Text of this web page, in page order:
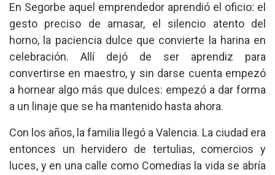
En Segorbe aquel emprendedor aprendió el oficio: el
gesto preciso de amasar, el silencio atento del
horno, la paciencia dulce que convierte la harina en
celebración. Allí dejó de ser aprendiz para
convertirse en maestro, y sin darse cuenta empezó
a hornear algo más que dulces: empezó a dar forma
a un linaje que se ha mantenido hasta ahora.
Con los años, la familia llegó a Valencia. La ciudad era
entonces un hervidero de tertulias, comercios y
luces, y en una calle como Comedias la vida se abría